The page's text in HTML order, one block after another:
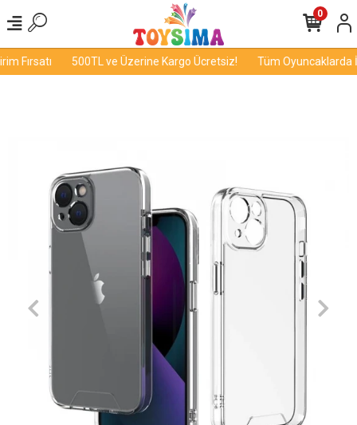
Fırsatı 500TL ve Üzerine Kargo Ücretsiz! Tüm Oyuncaklarda
0